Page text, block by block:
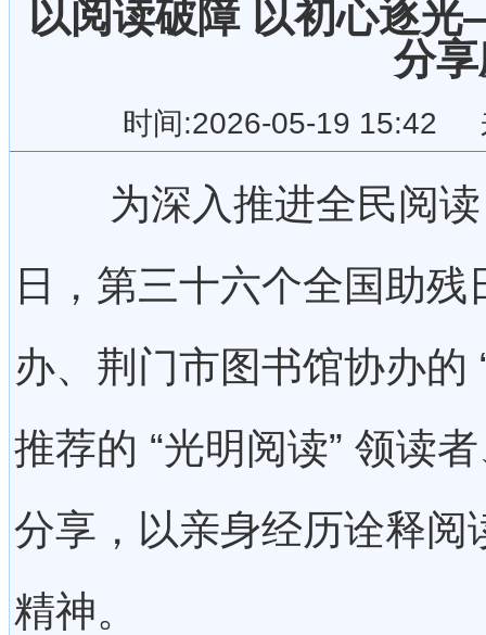
以阅读破障 以初心逐
分
时间:2026-05-19
为深入推进全民阅读
日，第三十六个全国助
办、荆门市图书馆协办的
推荐的 “光明阅读” 领读
分享，以亲身经历诠释
精神。